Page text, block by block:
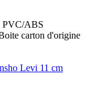
PVC/ABS
carton d'origine